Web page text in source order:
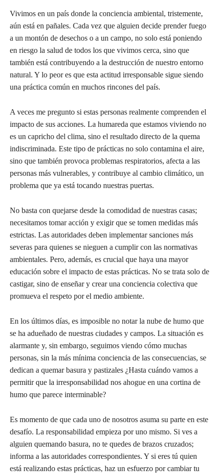
Vivimos en un país donde la conciencia ambiental, tristemente,
aún está en pañales. Cada vez que alguien decide prender fuego
a un montón de desechos o a un campo, no solo está poniendo
en riesgo la salud de todos los que vivimos cerca, sino que
también está contribuyendo a la destrucción de nuestro entorno
natural. Y lo peor es que esta actitud irresponsable sigue siendo
una práctica común en muchos rincones del país.
A veces me pregunto si estas personas realmente comprenden el
impacto de sus acciones. La humareda que estamos viviendo no
es un capricho del clima, sino el resultado directo de la quema
indiscriminada. Este tipo de prácticas no solo contamina el aire,
sino que también provoca problemas respiratorios, afecta a las
personas más vulnerables, y contribuye al cambio climático, un
problema que ya está tocando nuestras puertas.
No basta con quejarse desde la comodidad de nuestras casas;
necesitamos tomar acción y exigir que se tomen medidas más
estrictas. Las autoridades deben implementar sanciones más
severas para quienes se nieguen a cumplir con las normativas
ambientales. Pero, además, es crucial que haya una mayor
educación sobre el impacto de estas prácticas. No se trata solo de
castigar, sino de enseñar y crear una conciencia colectiva que
promueva el respeto por el medio ambiente.
En los últimos días, es imposible no notar la nube de humo que
se ha adueñado de nuestras ciudades y campos. La situación es
alarmante y, sin embargo, seguimos viendo cómo muchas
personas, sin la más mínima conciencia de las consecuencias, se
dedican a quemar basura y pastizales ¿Hasta cuándo vamos a
permitir que la irresponsabilidad nos ahogue en una cortina de
humo que parece interminable?
Es momento de que cada uno de nosotros asuma su parte en este
desafío. La responsabilidad empieza por uno mismo. Si ves a
alguien quemando basura, no te quedes de brazos cruzados;
informa a las autoridades correspondientes. Y si eres tú quien
está realizando estas prácticas, haz un esfuerzo por cambiar tu